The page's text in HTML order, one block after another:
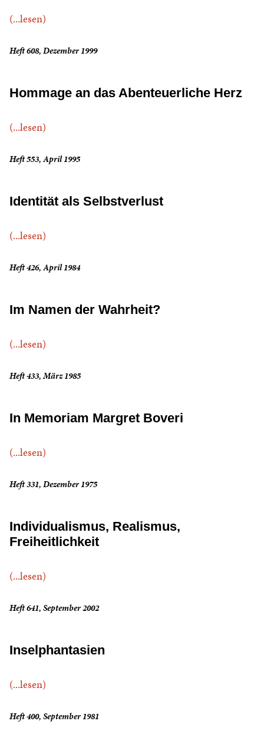
(...lesen)
Heft 608, Dezember 1999
Hommage an das Abenteuerliche Herz
(...lesen)
Heft 553, April 1995
Identität als Selbstverlust
(...lesen)
Heft 426, April 1984
Im Namen der Wahrheit?
(...lesen)
Heft 433, März 1985
In Memoriam Margret Boveri
(...lesen)
Heft 331, Dezember 1975
Individualismus, Realismus,
Freiheitlichkeit
(...lesen)
Heft 641, September 2002
Inselphantasien
(...lesen)
Heft 400, September 1981